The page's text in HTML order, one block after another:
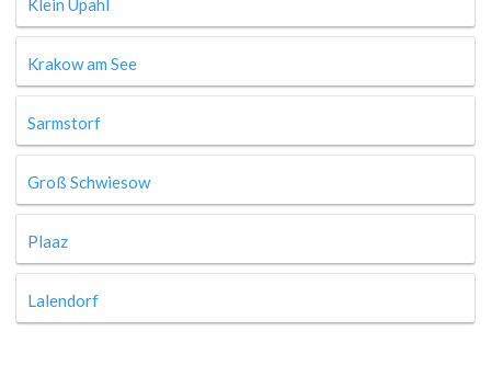
Klein Upahl
Krakow am See
Sarmstorf
Groß Schwiesow
Plaaz
Lalendorf